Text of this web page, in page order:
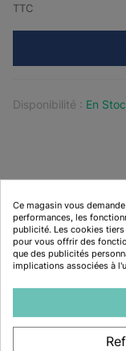
TTC
Disponibilité : En
Ultra léger
Informations
Ce magasin vous
performances, les
publicité. Les cookies
pour vous offrir des
que des publicités
implications associées à